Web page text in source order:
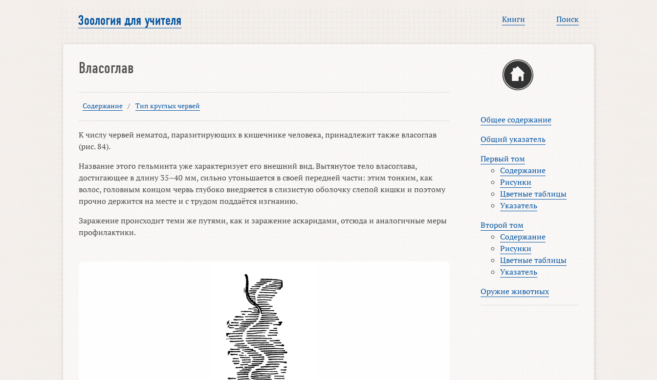
Зоология для учителя Книги Поиск
Власоглав
Содержание / Тип круглых червей
К числу червей нематод, паразитирующих в кишечнике человека, принадлежит также власоглав
(рис. 84).
Название этого гельминта уже характеризует его внешний вид. Вытянутое тело власоглава,
достигающее в длину 35–40 мм,сильно утоньшается в своей передней части: этим тонким, как
волос, головным концом червь глубоко внедряется в слизистую оболочку слепой кишки и поэтому
прочно держится на месте и с трудом поддаётся изгнанию.
Заражение происходит теми же путями, как и заражение аскаридами, отсюда и аналогичные меры
профилактики.
Общее содержание
Общий указатель
Первый том
Содержание
Рисунки
Цветные таблицы
Указатель
Второй том
Содержание
Рисунки
Цветные таблицы
Указатель
Оружие животных